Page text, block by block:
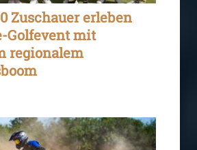
Zuschauer erleben
Golfevent mit
regionalem